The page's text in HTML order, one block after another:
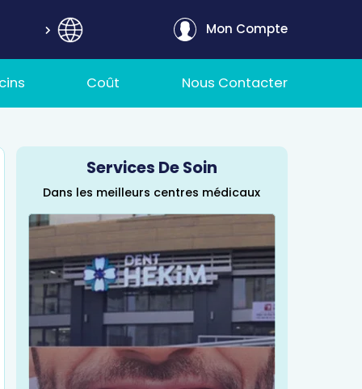
Mon Compte
Coût Nous Contacter
Services De Soin
Dans les meilleurs centres médicaux